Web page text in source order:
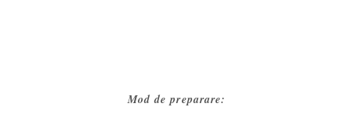
Mod de preparare: